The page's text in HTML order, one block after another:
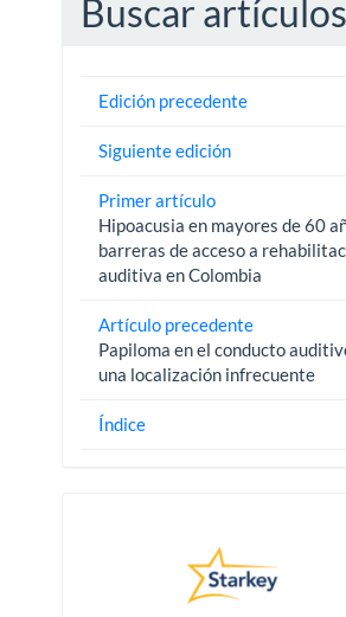
Buscar artículos
Edición precedente
Siguiente edición
Primer artículo
Hipoacusia en mayores de 60
barreras de acceso a
auditiva en Colombia
Artículo precedente
Papiloma en el conducto
una localización infrecuente
Índice